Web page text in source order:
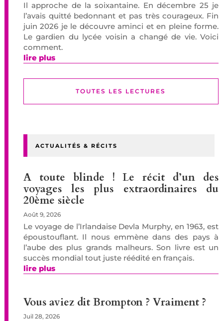
Il approche de la soixantaine. En décembre 25 je
l’avais quitté bedonnant et pas très courageux. Fin
juin 2026 je le découvre aminci et en pleine forme.
Le gardien du lycée voisin a changé de vie. Voici
comment.
lire plus
TOUTES LES LECTURES
ACTUALITÉS & RÉCITS
A toute blinde ! Le récit d’un des
voyages les plus extraordinaires du
20ème siècle
Août 9, 2026
Le voyage de l’Irlandaise Devla Murphy, en 1963, est
époustouflant. Il nous emmène dans des pays à
l’aube des plus grands malheurs. Son livre est un
succès mondial tout juste réédité en français.
lire plus
Vous aviez dit Brompton ? Vraiment ?
Juil 28, 2026